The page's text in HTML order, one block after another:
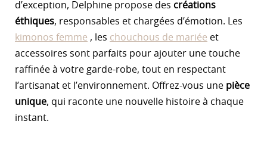
d’exception, Delphine propose des créations
éthiques, responsables et chargées d’émotion. Les
kimonos femme , les chouchous de mariée et
accessoires sont parfaits pour ajouter une touche
raffinée à votre garde-robe, tout en respectant
l’artisanat et l’environnement. Offrez-vous une pièce
unique, qui raconte une nouvelle histoire à chaque
instant.